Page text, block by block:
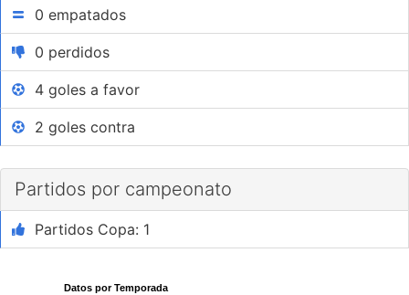
0 empatados
0 perdidos
4 goles a favor
2 goles contra
Partidos por campeonato
Partidos Copa: 1
Datos por Temporada